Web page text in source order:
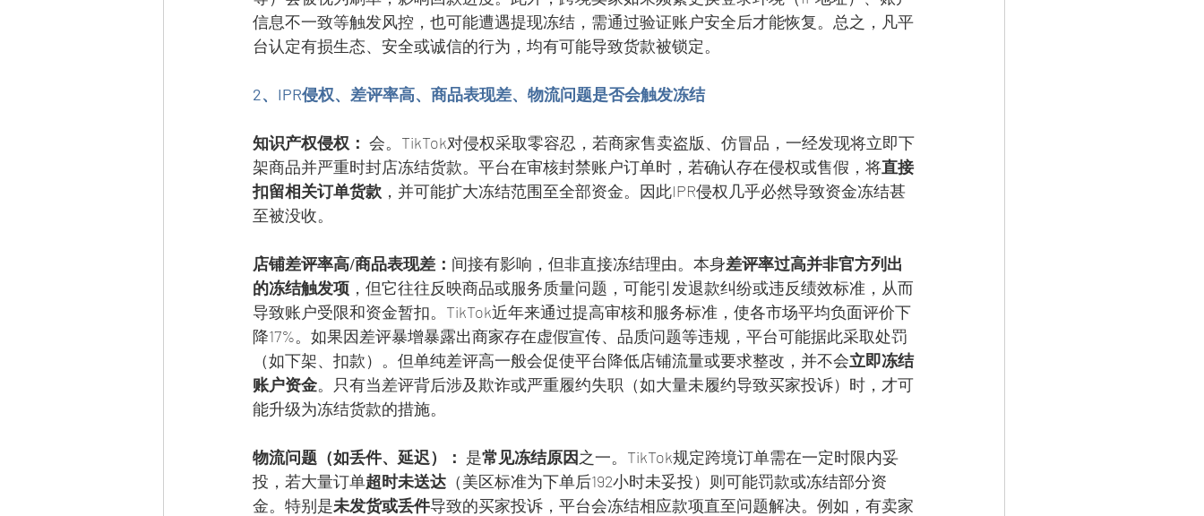
信息不一致等触发风控，也可能遭遇提现冻结，需通过验证账户安全后才能恢复。总之，凡平
台认定有损生态、安全或诚信的行为，均有可能导致货款被锁定。
2、IPR侵权、差评率高、商品表现差、物流问题是否会触发冻结
知识产权侵权： 会。TikTok对侵权采取零容忍，若商家售卖盗版、仿冒品，一经发现将立即下
架商品并严重时封店冻结货款。平台在审核封禁账户订单时，若确认存在侵权或售假，将直接
扣留相关订单货款 ，并可能扩大冻结范围至全部资金。因此IPR侵权几乎必然导致资金冻结甚
至被没收。
店铺差评率高/商品表现差： 间接有影响，但非直接冻结理由。本身差评率过高并非官方列出
的冻结触发项 ，但它往往反映商品或服务质量问题，可能引发退款纠纷或违反绩效标准，从而
导致账户受限和资金暂扣。TikTok近年来通过提高审核和服务标准，使各市场平均负面评价下
降17%。如果因差评暴增暴露出商家存在虚假宣传、品质问题等违规，平台可能据此采取处罚
（如下架、扣款）。但单纯差评高一般会促使平台降低店铺流量或要求整改，并不会立即冻结
账户资金。只有当差评背后涉及欺诈或严重履约失职（如大量未履约导致买家投诉）时，才可
能升级为冻结货款的措施。
物流问题（如丢件、延迟）： 是常见冻结原因之一。TikTok规定跨境订单需在一定时限内妥
投，若大量订单超时未送达 （美区标准为下单后192小时未妥投）则可能罚款或冻结部分资
金。特别是未发货或丢件导致的买家投诉，平台会冻结相应款项直至问题解决。例如，有卖家